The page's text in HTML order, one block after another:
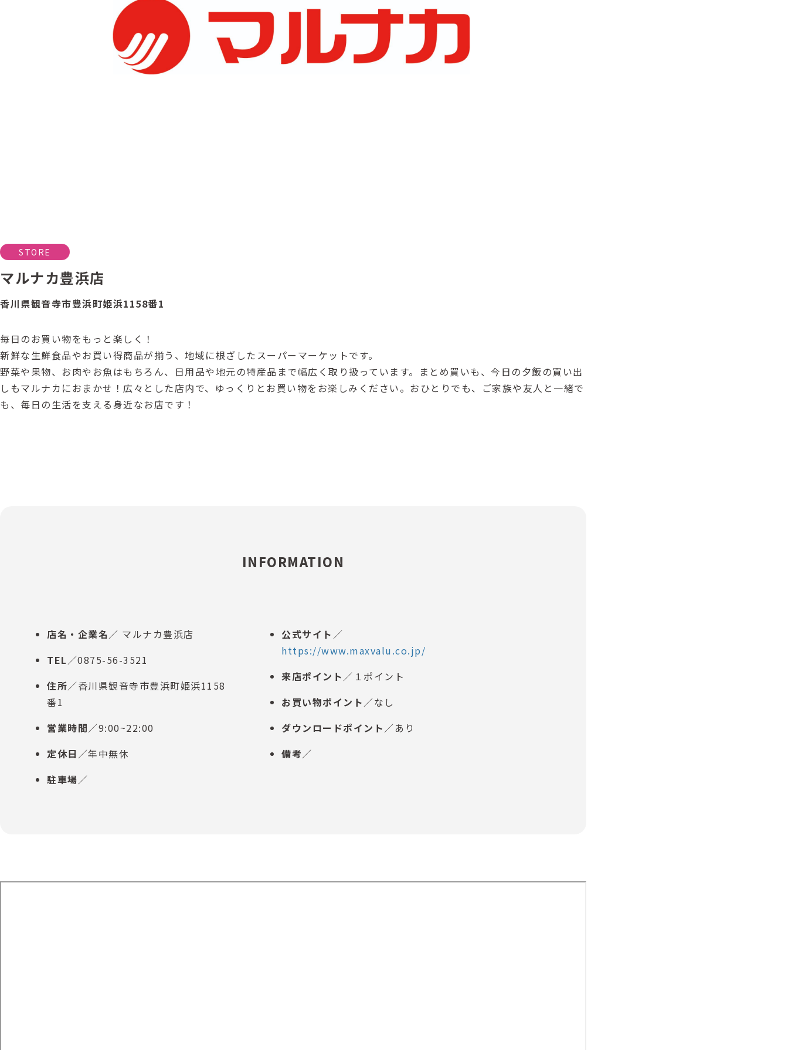
STORE
マルナカ豊浜店
香川県観音寺市豊浜町姫浜1158番1
毎日のお買い物をもっと楽しく！
新鮮な生鮮食品やお買い得商品が揃う、地域に根ざしたスーパーマーケットです。
野菜や果物、お肉やお魚はもちろん、日用品や地元の特産品まで幅広く取り扱っています。まとめ買いも、今日の夕飯の買い出
しもマルナカにおまかせ！広々とした店内で、ゆっくりとお買い物をお楽しみください。おひとりでも、ご家族や友人と一緒で
も、毎日の生活を支える身近なお店です！
INFORMATION
店名・企業名／ マルナカ豊浜店
TEL／0875-56-3521
住所／香川県観音寺市豊浜町姫浜1158
番1
営業時間／9:00~22:00
定休日 ／年中無休
駐車場／
公式サイト ／
https://www.maxvalu.co.jp/
来店ポイント／１ポイント
お買い物ポイント／なし
ダウンロードポイント／あり
備考／